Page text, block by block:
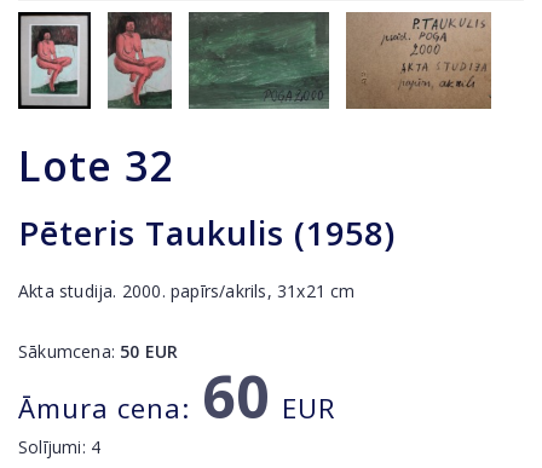
Lote 32
Pēteris Taukulis (1958)
Akta studija. 2000. papīrs/akrils, 31x21 cm
Sākumcena: 50 EUR
Āmura cena: 60 EUR
Solījumi: 4